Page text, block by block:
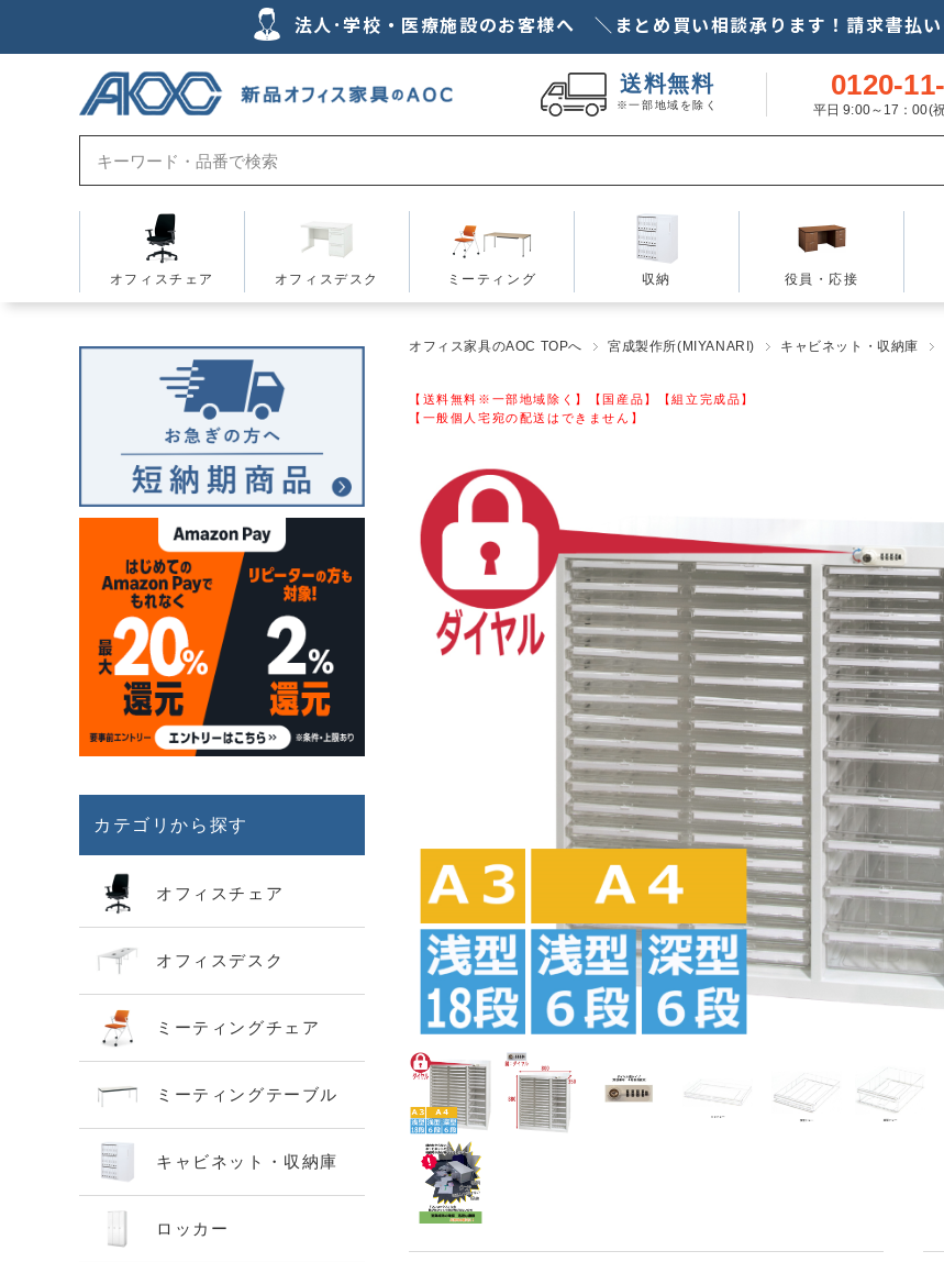
法人･学校・医療施設のお客様へ ＼まとめ買い相談承ります！請求書払
送料無料
※一部地域を除く
0120-
平日 9:00～17：00(
オフィスチェア オフィスデスク ミーティング 収納 役員・応接
オフィス家具のAOC TOPへ 宮成製作所(MIYANARI) キャビネット・収納庫
【送料無料※一部地域除く】【国産品】【組立完成品】
【一般個人宅宛の配送はできません】
カテゴリから探す
オフィスチェア
オフィスデスク
ミーティングチェア
ミーティングテーブル
キャビネット・収納庫
ロッカー